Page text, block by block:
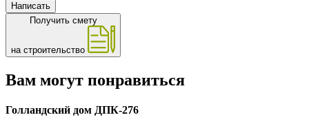
Написать
Получить смету
на строительство
Вам могут понравиться
Голландский дом ДПК-276